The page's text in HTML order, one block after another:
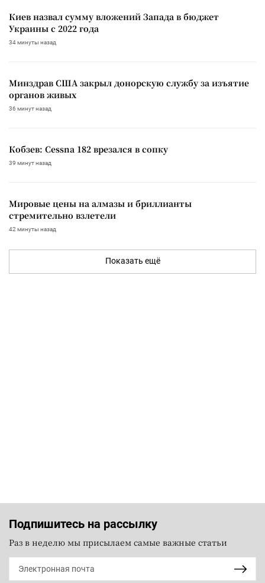
Киев назвал сумму вложений Запада в бюджет
Украины с 2022 года
34 минуты назад
Минздрав США закрыл донорскую службу за изъятие
органов живых
36 минут назад
Кобзев: Cessna 182 врезался в сопку
39 минут назад
Мировые цены на алмазы и бриллианты
стремительно взлетели
42 минуты назад
Показать ещё
Подпишитесь на рассылку
Раз в неделю мы присылаем самые важные статьи